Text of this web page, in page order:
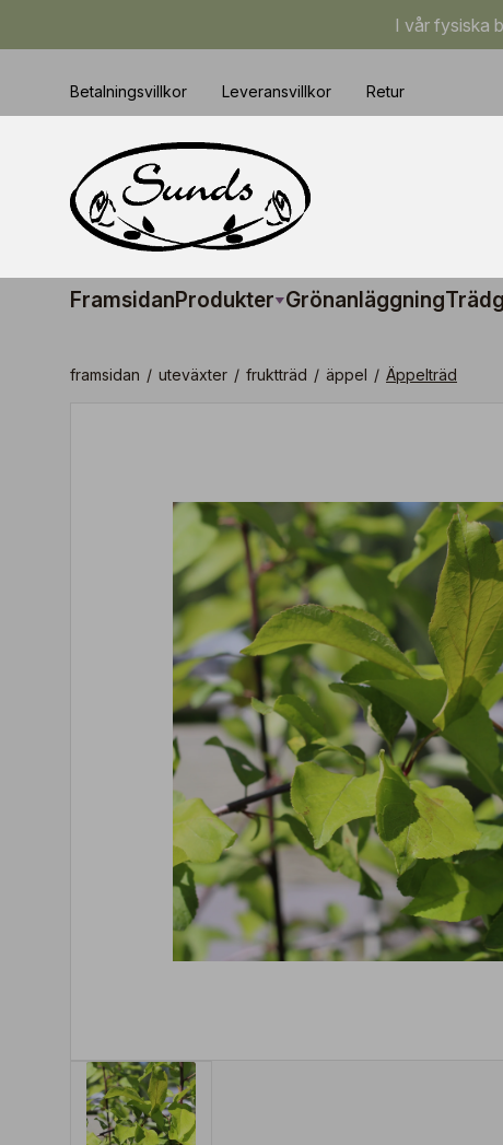
I vår fysiska
Betalningsvillkor Leveransvillkor Retur
FramsidanProdukter Grönanläggning
framsidan / uteväxter / fruktträd / äppel / Äppelträd